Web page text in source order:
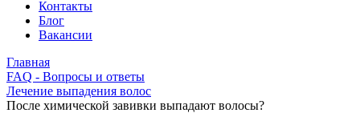
Контакты
Блог
Вакансии
Главная
FAQ - Вопросы и ответы
Лечение выпадения волос
После химической завивки выпадают волосы?